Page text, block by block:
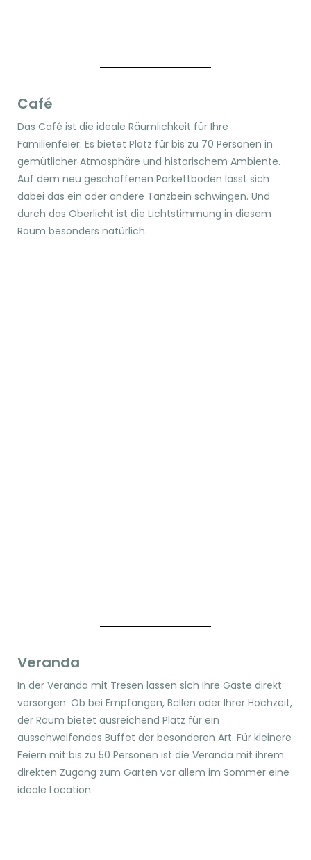
Café
Das Café ist die ideale Räumlichkeit für Ihre
Familienfeier. Es bietet Platz für bis zu 70 Personen in
gemütlicher Atmosphäre und historischem Ambiente.
Auf dem neu geschaffenen Parkettboden lässt sich
dabei das ein oder andere Tanzbein schwingen. Und
durch das Oberlicht ist die Lichtstimmung in diesem
Raum besonders natürlich.
Veranda
In der Veranda mit Tresen lassen sich Ihre Gäste direkt
versorgen. Ob bei Empfängen, Bällen oder Ihrer Hochzeit,
der Raum bietet ausreichend Platz für ein
ausschweifendes Buffet der besonderen Art. Für kleinere
Feiern mit bis zu 50 Personen ist die Veranda mit ihrem
direkten Zugang zum Garten vor allem im Sommer eine
ideale Location.